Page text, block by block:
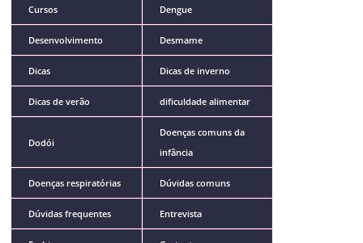
Cursos Dengue
Desenvolvimento Desmame
Dicas Dicas de inverno
Dicas de verão dificuldade alimentar
Dodói
Doenças comuns da
infância
Doenças respiratórias Dúvidas comuns
Dúvidas frequentes Entrevista